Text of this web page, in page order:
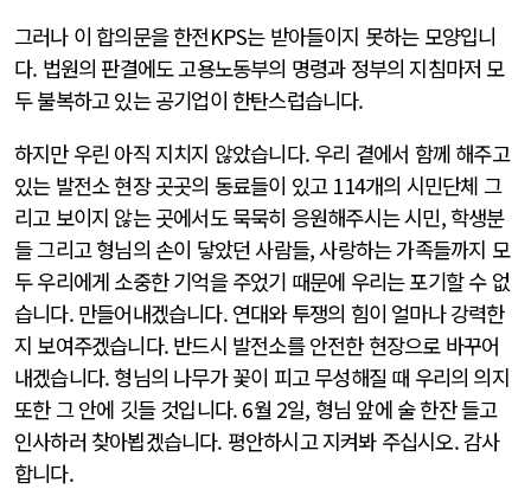
그러나 이 합의문을 한전KPS는 받아들이지 못하는 모양입니
다. 법원의 판결에도 고용노동부의 명령과 정부의 지침마저 모
두 불복하고 있는 공기업이 한탄스럽습니다.
하지만 우린 아직 지치지 않았습니다. 우리 곁에서 함께 해주고
있는 발전소 현장 곳곳의 동료들이 있고 114개의 시민단체 그
리고 보이지 않는 곳에서도 묵묵히 응원해주시는 시민, 학생분
들 그리고 형님의 손이 닿았던 사람들, 사랑하는 가족들까지 모
두 우리에게 소중한 기억을 주었기 때문에 우리는 포기할 수 없
습니다. 만들어내겠습니다. 연대와 투쟁의 힘이 얼마나 강력한
지 보여주겠습니다. 반드시 발전소를 안전한 현장으로 바꾸어
내겠습니다. 형님의 나무가 꽃이 피고 무성해질 때 우리의 의지
또한 그 안에 깃들 것입니다. 6월 2일, 형님 앞에 술 한잔 들고
인사하러 찾아뵙겠습니다. 평안하시고 지켜봐 주십시오. 감사
합니다.